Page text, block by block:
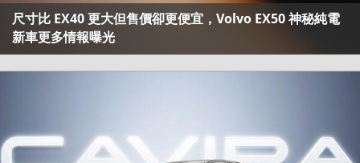
尺寸比 EX40 更大但售價卻更便宜，Volvo EX50 神秘純電
新車更多情報曝光